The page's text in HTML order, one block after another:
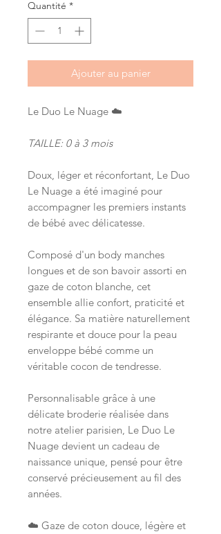
Quantité *
Ajouter au panier
Le Duo Le Nuage ☁️
TAILLE: 0 à 3 mois
Doux, léger et réconfortant, Le Duo
Le Nuage a été imaginé pour
accompagner les premiers instants
de bébé avec délicatesse.
Composé d'un body manches
longues et de son bavoir assorti en
gaze de coton blanche, cet
ensemble allie confort, praticité et
élégance. Sa matière naturellement
respirante et douce pour la peau
enveloppe bébé comme un
véritable cocon de tendresse.
Personnalisable grâce à une
délicate broderie réalisée dans
notre atelier parisien, Le Duo Le
Nuage devient un cadeau de
naissance unique, pensé pour être
conservé précieusement au fil des
années.
☁️ Gaze de coton douce, légère et